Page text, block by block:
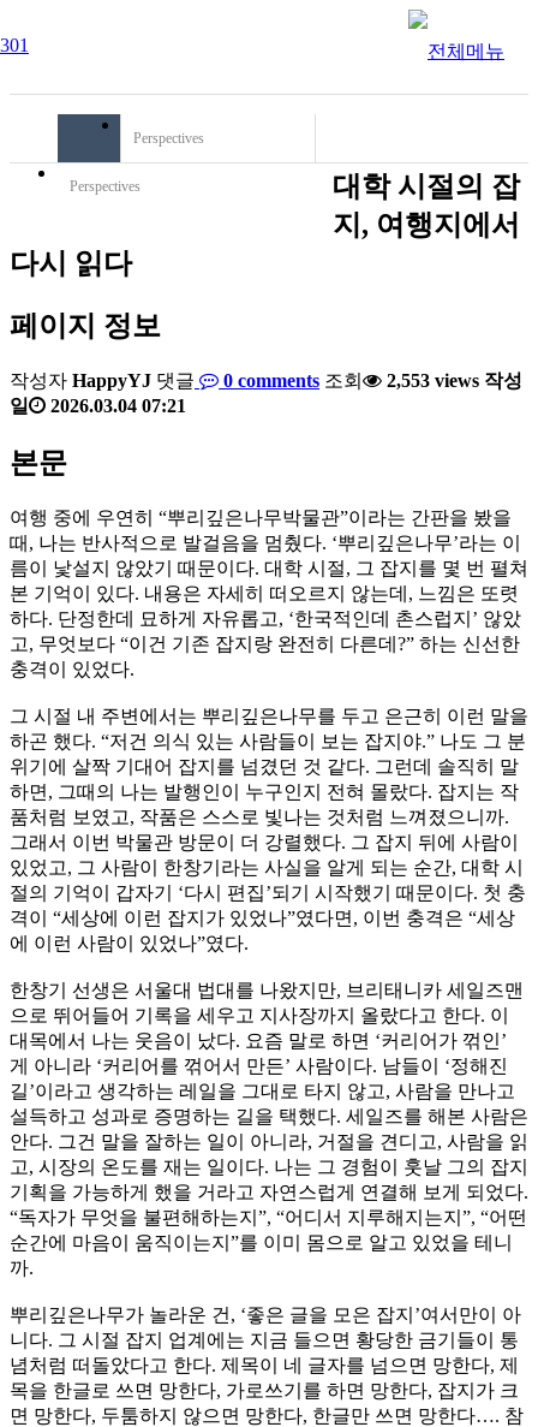
Perspectives
Perspectives
대학 시절의 잡
지, 여행지에서
다시 읽다
페이지 정보
작성자 HappyYJ 댓글 0 comments 조회 2,553 views 작성
일
2026.03.04 07:21
본문
여행 중에 우연히 “뿌리깊은나무박물관”이라는 간판을 봤을
때, 나는 반사적으로 발걸음을 멈췄다. ‘뿌리깊은나무’라는 이
름이 낯설지 않았기 때문이다. 대학 시절, 그 잡지를 몇 번 펼쳐
본 기억이 있다. 내용은 자세히 떠오르지 않는데, 느낌은 또렷
하다. 단정한데 묘하게 자유롭고, ‘한국적인데 촌스럽지’ 않았
고, 무엇보다 “이건 기존 잡지랑 완전히 다른데?” 하는 신선한
충격이 있었다.
그 시절 내 주변에서는 뿌리깊은나무를 두고 은근히 이런 말을
하곤 했다. “저건 의식 있는 사람들이 보는 잡지야.” 나도 그 분
위기에 살짝 기대어 잡지를 넘겼던 것 같다. 그런데 솔직히 말
하면, 그때의 나는 발행인이 누구인지 전혀 몰랐다. 잡지는 작
품처럼 보였고, 작품은 스스로 빛나는 것처럼 느껴졌으니까.
그래서 이번 박물관 방문이 더 강렬했다. 그 잡지 뒤에 사람이
있었고, 그 사람이 한창기라는 사실을 알게 되는 순간, 대학 시
절의 기억이 갑자기 ‘다시 편집’되기 시작했기 때문이다. 첫 충
격이 “세상에 이런 잡지가 있었나”였다면, 이번 충격은 “세상
에 이런 사람이 있었나”였다.
한창기 선생은 서울대 법대를 나왔지만, 브리태니카 세일즈맨
으로 뛰어들어 기록을 세우고 지사장까지 올랐다고 한다. 이
대목에서 나는 웃음이 났다. 요즘 말로 하면 ‘커리어가 꺾인’
게 아니라 ‘커리어를 꺾어서 만든’ 사람이다. 남들이 ‘정해진
길’이라고 생각하는 레일을 그대로 타지 않고, 사람을 만나고
설득하고 성과로 증명하는 길을 택했다. 세일즈를 해본 사람은
안다. 그건 말을 잘하는 일이 아니라, 거절을 견디고, 사람을 읽
고, 시장의 온도를 재는 일이다. 나는 그 경험이 훗날 그의 잡지
기획을 가능하게 했을 거라고 자연스럽게 연결해 보게 되었다.
“독자가 무엇을 불편해하는지”, “어디서 지루해지는지”, “어떤
순간에 마음이 움직이는지”를 이미 몸으로 알고 있었을 테니
까.
뿌리깊은나무가 놀라운 건, ‘좋은 글을 모은 잡지’여서만이 아
니다. 그 시절 잡지 업계에는 지금 들으면 황당한 금기들이 통
념처럼 떠돌았다고 한다. 제목이 네 글자를 넘으면 망한다, 제
목을 한글로 쓰면 망한다, 가로쓰기를 하면 망한다, 잡지가 크
면 망한다, 두툼하지 않으면 망한다, 한글만 쓰면 망한다…. 참